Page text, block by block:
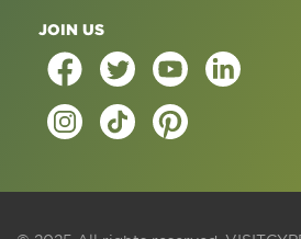
JOIN US